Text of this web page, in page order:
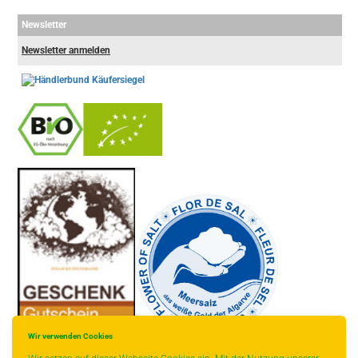
Wir verwenden Cookies
Newsletter
Newsletter anmelden